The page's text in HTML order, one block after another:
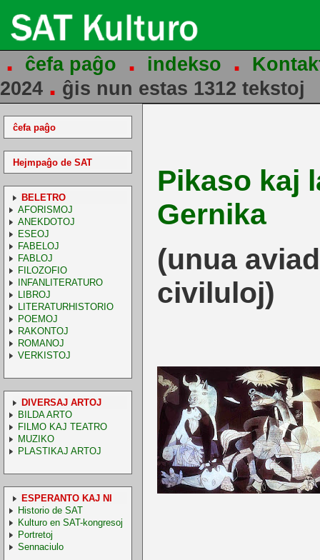
. ĉefa paĝo . indekso .
2024 . ĝis nun estas 1312 tekstoj
ĉefa paĝo
Hejmpaĝo de SAT
BELETRO
AFORISMOJ
ANEKDOTOJ
ESEOJ
FABELOJ
FABLOJ
FILOZOFIO
INFANLITERATURO
LIBROJ
LITERATURHISTORIO
POEMOJ
RAKONTOJ
ROMANOJ
VERKISTOJ
DIVERSAJ ARTOJ
BILDA ARTO
FILMO KAJ TEATRO
MUZIKO
PLASTIKAJ ARTOJ
ESPERANTO KAJ NI
Historio de SAT
Kulturo en SAT-kongresoj
Portretoj
Sennaciulo
Pikaso kaj
Gernika
(unua
civiluloj)